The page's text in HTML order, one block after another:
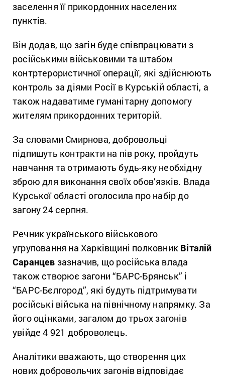
заселення її прикордонних населених
пунктів.
Він додав, що загін буде співпрацювати з
російськими військовими та штабом
контртерористичної операції, які здійснюють
контроль за діями Росії в Курській області, а
також надаватиме гуманітарну допомогу
жителям прикордонних територій.
За словами Смирнова, добровольці
підпишуть контракти на пів року, пройдуть
навчання та отримають будь-яку необхідну
зброю для виконання своїх обов’язків. Влада
Курської області оголосила про набір до
загону 24 серпня.
Речник українського військового
угруповання на Харківщині полковник Віталій
Саранцев зазначив, що російська влада
також створює загони “БАРС-Брянськ” і
“БАРС-Бєлгород”, які будуть підтримувати
російські війська на північному напрямку. За
його оцінками, загалом до трьох загонів
увійде 4 921 доброволець.
Аналітики вважають, що створення цих
нових добровольчих загонів відповідає